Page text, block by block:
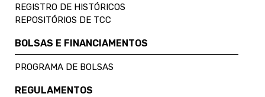
REGISTRO DE HISTÓRICOS
REPOSITÓRIOS DE TCC
BOLSAS E FINANCIAMENTOS
PROGRAMA DE BOLSAS
REGULAMENTOS